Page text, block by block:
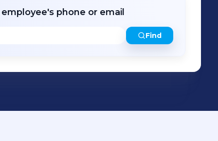
• Carports, tuinbergingen en
• Herstellingswerken •
phone or email
Find